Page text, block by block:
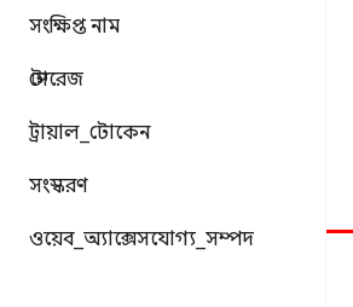
সংক্ষিপ্ত নাম
স্টোরেজ
ট্রায়াল টোকেন
সংস্করণ
ওয়েব_ অ্যাক্সেসযোগ্য সম্পদ